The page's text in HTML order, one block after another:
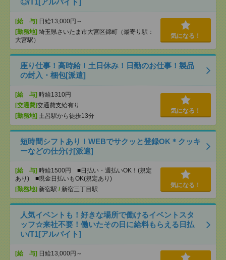
◎/T1[アルバイト]
[給 与] 日給13,000円～
[勤務地] 埼玉県さいたま市大宮区錦町（最寄り駅：
大宮駅）
気になる！
座り仕事！高時給！土日休み！日勤のお仕事！製品
の封入・梱包[派遣]
[給 与] 時給1310円
[交通費]交通費支給有り
[勤務地] 土呂駅から徒歩13分
気になる！
短時間シフトあり！WEBでサクッと登録OK＊クッキ
ーなどの仕分け[派遣]
[給 与] 時給1500円 ■日払い・週払いOK！(規定
あり) ■現金日払いもOK(規定あり)
[勤務地] 新宿駅 / 新宿三丁目駅
気になる！
人気イベントも！好きな場所で働けるイベントスタ
ッフ☆来社不要！働いたその日に給料もらえる日払
い/T1[アルバイト]
[給 与] 日給13,000円～